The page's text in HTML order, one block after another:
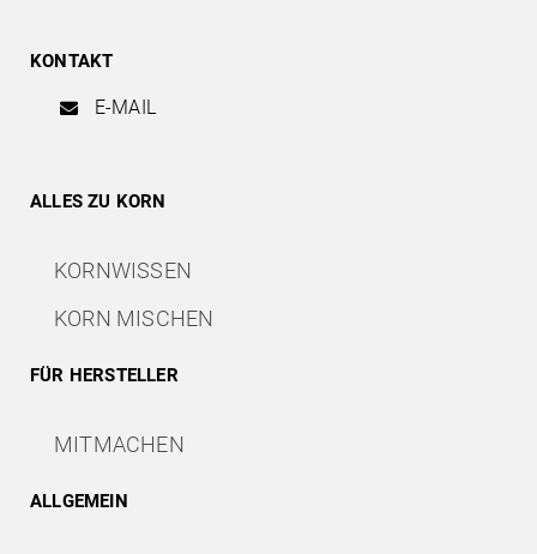
KONTAKT
E-MAIL
ALLES ZU KORN
KORNWISSEN
KORN MISCHEN
FÜR HERSTELLER
MITMACHEN
ALLGEMEIN